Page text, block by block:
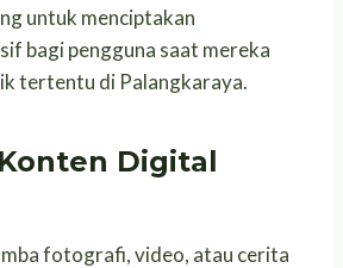
untuk menciptakan
bagi pengguna saat mereka
tertentu di Palangkaraya.
Digital
fotografi, video, atau cerita